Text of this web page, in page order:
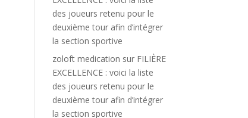
des joueurs retenu pour le
deuxième tour afin d’intégrer
la section sportive
zoloft medication sur FILIÈRE
EXCELLENCE : voici la liste
des joueurs retenu pour le
deuxième tour afin d’intégrer
la section sportive